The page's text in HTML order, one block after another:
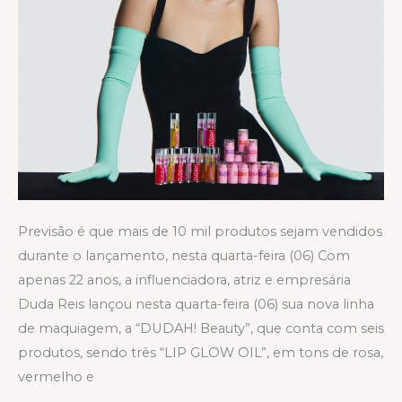
Previsão é que mais de 10 mil produtos sejam vendidos
durante o lançamento, nesta quarta-feira (06) Com
apenas 22 anos, a influenciadora, atriz e empresária
Duda Reis lançou nesta quarta-feira (06) sua nova linha
de maquiagem, a “DUDAH! Beauty”, que conta com seis
produtos, sendo três “LIP GLOW OIL”, em tons de rosa,
vermelho e